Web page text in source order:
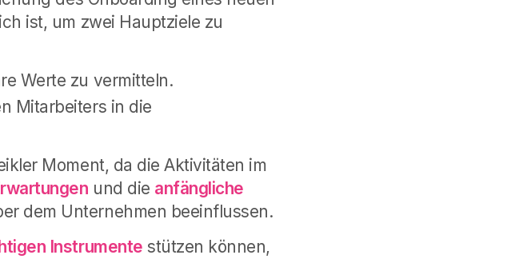
ist, um zwei Hauptziele zu
Werte zu vermitteln.
Mitarbeiters in die
Moment, da die Aktivitäten im
und die anfängliche
dem Unternehmen beeinflussen.
Instrumente stützen können,